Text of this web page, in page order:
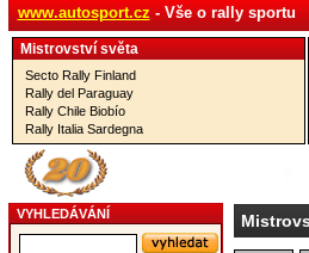
www.autosport.cz - Vše o rally sportu
Mistrovství­ světa
Secto Rally Finland
Rally del Paraguay
Rally Chile Biobío
Rally Italia Sardegna
VYHLEDÁVÁNÍ